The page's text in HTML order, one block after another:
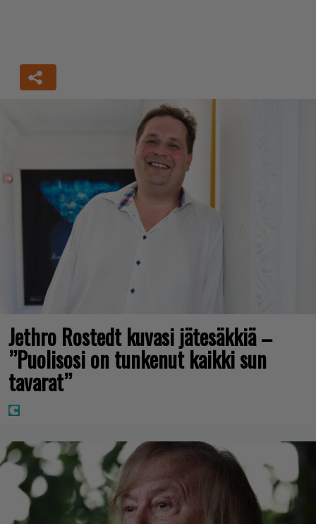
Jethro Rostedt kuvasi jätesäkkiä –
”Puolisosi on tunkenut kaikki sun
tavarat”